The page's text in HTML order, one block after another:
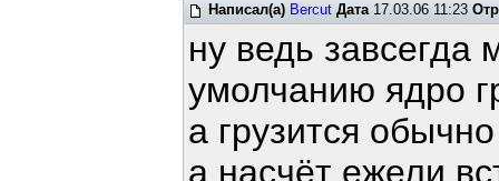
Написал(а) Bercut Дата17.03.06 11:23
ну ведь завсегда
умолчанию ядро
а грузится
а насчёт ежели